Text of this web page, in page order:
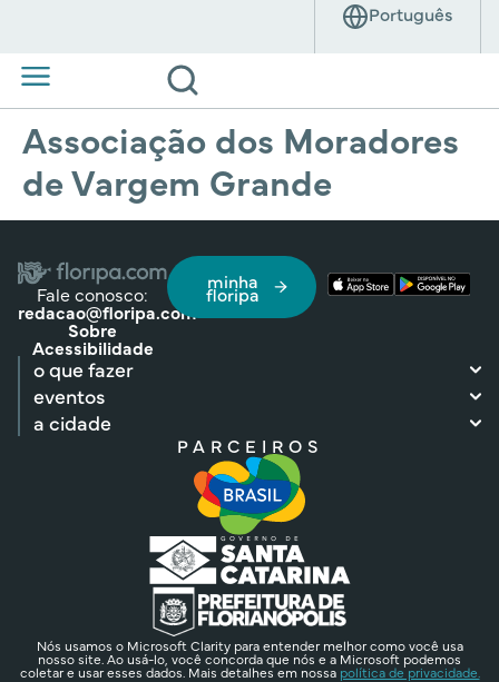
Associação dos Moradores
de Vargem Grande
Fale conosco:
redacao@floripa.com
Sobre
Acessibilidade
minha
floripa
o que fazer
eventos
a cidade
PARCEIROS
Nós usamos o Microsoft Clarity para entender melhor como você usa
nosso site. Ao usá-lo, você concorda que nós e a Microsoft podemos
coletar e usar esses dados. Mais detalhes em nossa política de privacidade.